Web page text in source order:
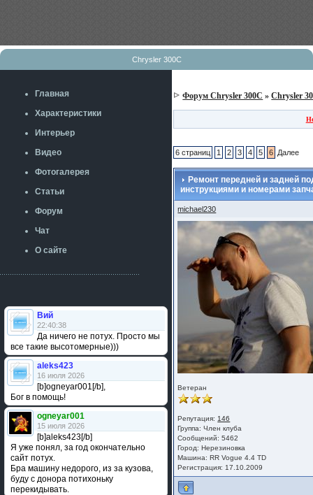
Chrysler 300C
Главная
Характеристики
Интерьер
Видео
Фотогалерея
Статьи
Форум
Чат
О сайте
Вий
22:40:38
Да ничего не потух. Просто мы
все такие высотомерные)))
aleks423
16 июля 2026
[b]ogneyar001[/b],
Бог в помощь!
ogneyar001
15 июля 2026
[b]aleks423[/b]
Я уже понял, за год окончательно
сайт потух.
Бра машину недорого, из за кузова,
буду с донора потихоньку
перекидывать.
Форум Chrysler 300C »Chrysler
6 страниц 1 2 3 4 5 6 Далее
Ремонт передней и задней
инструкциями и номерами
michael230
Ветеран
Репутация: 146
Группа:Член клуба
Сообщений: 5462
Город: Нерезиновка
Машина: RR Vogue 4.4 TD
Регистрация: 17.10.2009